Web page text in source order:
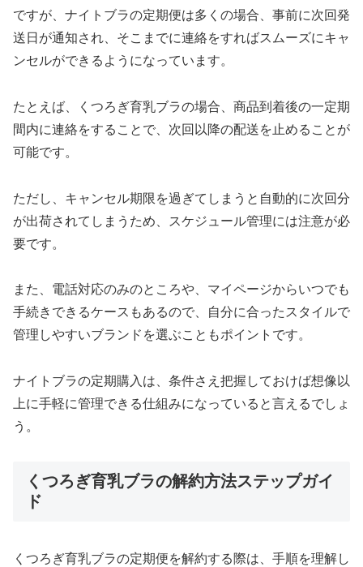
ですが、ナイトブラの定期便は多くの場合、事前に次回発
送日が通知され、そこまでに連絡をすればスムーズにキャ
ンセルができるようになっています。
たとえば、くつろぎ育乳ブラの場合、商品到着後の一定期
間内に連絡をすることで、次回以降の配送を止めることが
可能です。
ただし、キャンセル期限を過ぎてしまうと自動的に次回分
が出荷されてしまうため、スケジュール管理には注意が必
要です。
また、電話対応のみのところや、マイページからいつでも
手続きできるケースもあるので、自分に合ったスタイルで
管理しやすいブランドを選ぶこともポイントです。
ナイトブラの定期購入は、条件さえ把握しておけば想像以
上に手軽に管理できる仕組みになっていると言えるでしょ
う。
くつろぎ育乳ブラの解約方法ステップガイ
ド
くつろぎ育乳ブラの定期便を解約する際は、手順を理解し